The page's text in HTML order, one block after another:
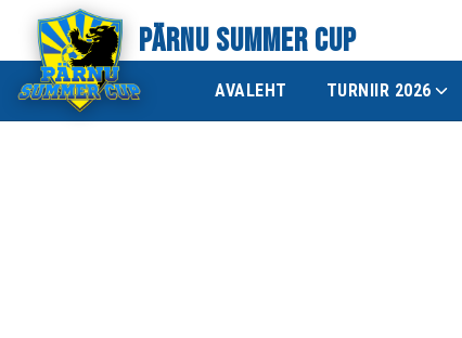
PÄRNU SUMMER CUP
AVALEHT TURNIIR 2026